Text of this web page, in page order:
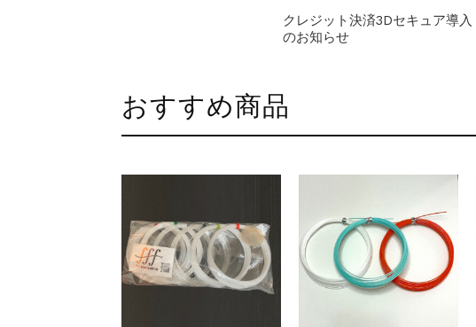
クレジット決済3Dセキュア導入
のお知らせ
おすすめ商品